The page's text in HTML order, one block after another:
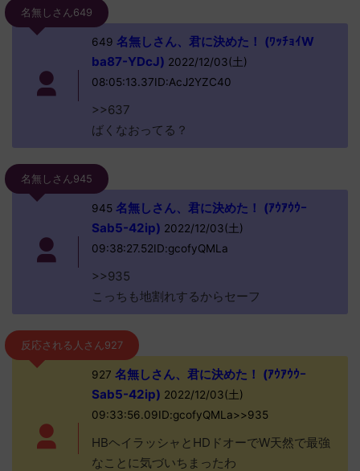
名無しさん649
649 名無しさん、君に決めた！ (ﾜｯﾁｮｲW
ba87-YDcJ) 2022/12/03(土)
08:05:13.37ID:AcJ2YZC40
>>637
ばくなおってる？
名無しさん945
945名無しさん、君に決めた！ (ｱｳｱｳｳｰ
Sab5-42ip) 2022/12/03(土)
09:38:27.52ID:gcofyQMLa
>>935
こっちも地割れするからセーフ
反応される人さん927
927 名無しさん、君に決めた！ (ｱｳｱｳｳｰ
Sab5-42ip) 2022/12/03(土)
09:33:56.09ID:gcofyQMLa>>935
HBヘイラッシャとHDドオーでW天然で最強
なことに気づいちまったわ